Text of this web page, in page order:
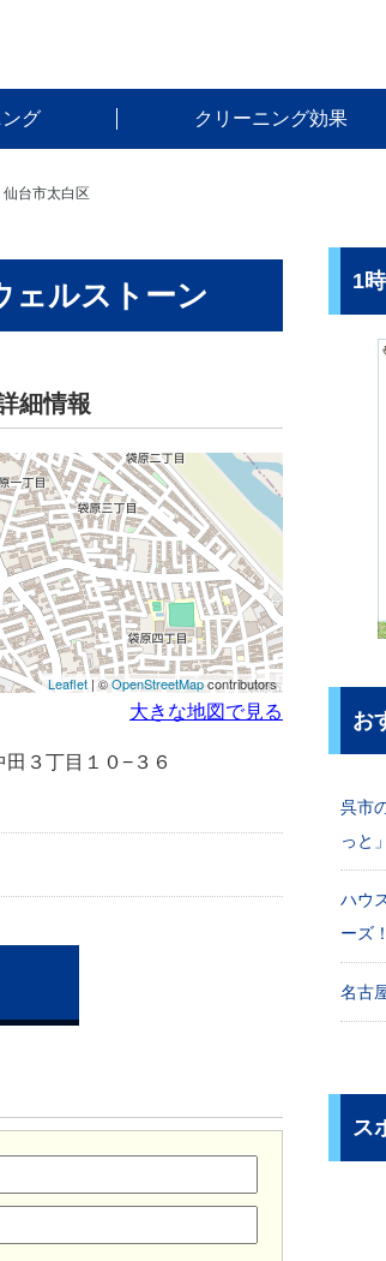
グ クリーニング効果
仙台市太白区
ェルストーン
細情報
Leaflet | ©OpenStreetMapcontributors
大きな地図で見る
３丁目１０−３６
1
お
呉市
っと」
ハウ
ーズ！
名古
ス